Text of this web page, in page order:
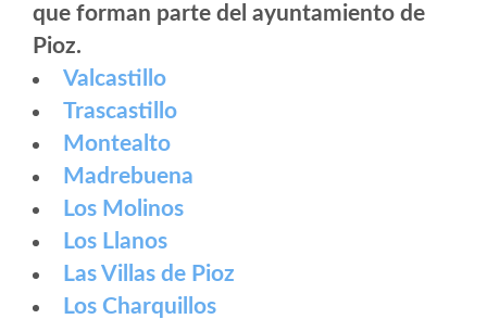
que forman parte del ayuntamiento de
Pioz.
Valcastillo
Trascastillo
Montealto
Madrebuena
Los Molinos
Los Llanos
Las Villas de Pioz
Los Charquillos